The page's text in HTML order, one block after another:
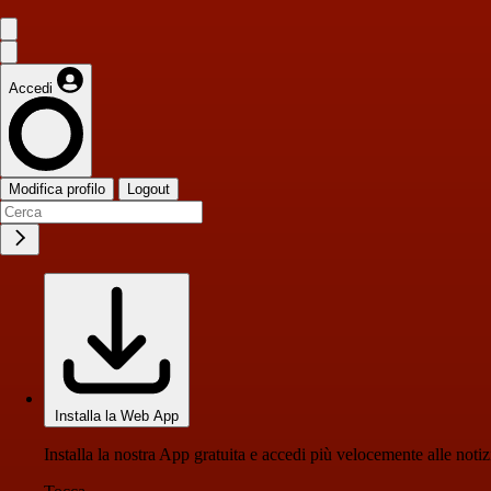
Accedi
Modifica profilo Logout
Installa la Web App
Installa la nostra App gratuita e accedi più velocemente alle